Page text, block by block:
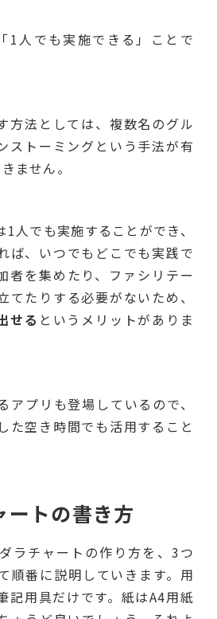
1人でも実施できる」ことで
方法としては、複数名のグル
ストーミングという手法が有
ません。
人でも実施することができ、
ば、いつでもどこでも実践で
者を集めたり、ファシリテー
てたりする必要がないため、
せる というメリットがありま
アプリも登場しているので、
た空き時間でも活用すること
ートの書き方
ラチャートの作り方を、3つ
順番に説明していきます。用
記用具だけです。紙はA4用紙